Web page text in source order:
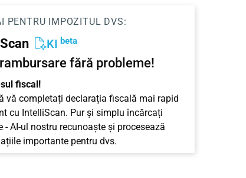
PENTRU IMPOZITUL DVS:
KI beta
fără probleme!
fiscal!
vă completați declarația fiscală mai rapid
cu IntelliScan. Pur și simplu încărcați
- AI-ul nostru recunoaște și procesează
importante pentru dvs.